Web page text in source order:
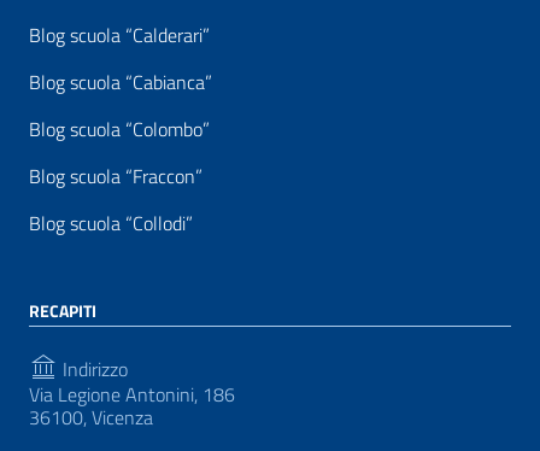
Blog scuola “Calderari”
Blog scuola “Cabianca”
Blog scuola “Colombo”
Blog scuola “Fraccon”
Blog scuola “Collodi”
RECAPITI
Indirizzo
Via Legione Antonini, 186
36100, Vicenza